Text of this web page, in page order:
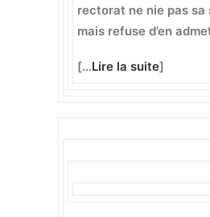
rectorat ne nie pas sa
mais refuse d’en
[…Lire la suite]